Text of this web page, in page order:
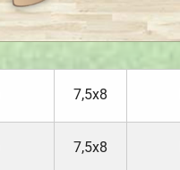
7,5х8
7,5х8